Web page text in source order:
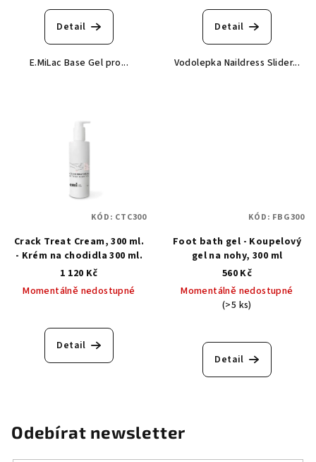
Detail
E.MiLac Base Gel pro...
Detail
Vodolepka Naildress Slider...
Crack Treat Cream, 300 ml.
- Krém na chodidla 300 ml.
1 120 Kč
Momentálně nedostupné
Detail
KÓD: CTC300
Foot bath gel - Koupelový
gel na nohy, 300 ml
560 Kč
Momentálně nedostupné
(>5 ks)
Detail
KÓD: FBG300
Odebírat newsletter